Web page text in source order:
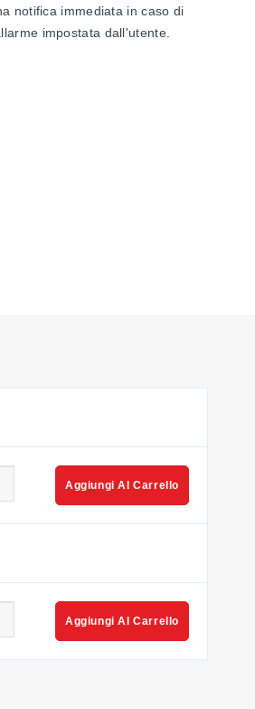
notifica immediata in caso di
impostata dall'utente.
dati wireless singolo,
Aggiungi Al Carrello
Aggiungi Al Carrello